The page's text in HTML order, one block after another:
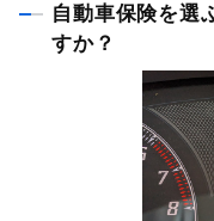
自動車保険を選
すか？